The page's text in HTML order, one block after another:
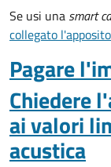
Se usi una smart
collegato
Pagare
Chiedere
ai valori
acustica